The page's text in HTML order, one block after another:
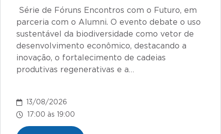
Série de Fóruns Encontros com o Futuro, em
parceria com o Alumni. O evento debate o uso
sustentável da biodiversidade como vetor de
desenvolvimento econômico, destacando a
inovação, o fortalecimento de cadeias
produtivas regenerativas e a…
13/08/2026
17:00 às 19:00